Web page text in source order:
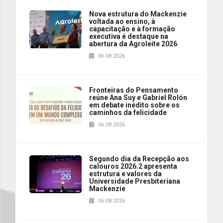
Nova estrutura do Mackenzie
voltada ao ensino, à
capacitação e à formação
executiva é destaque na
abertura da Agroleite 2026
06.08.2026
Fronteiras do Pensamento
reúne Ana Suy e Gabriel Rolón
em debate inédito sobre os
caminhos da felicidade
06.08.2026
Segundo dia da Recepção aos
calouros 2026.2 apresenta
estrutura e valores da
Universidade Presbiteriana
Mackenzie
06.08.2026